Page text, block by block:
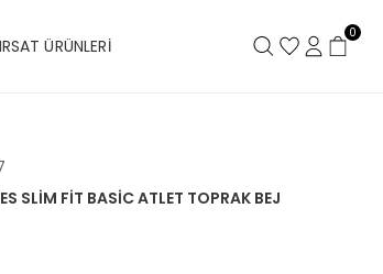
ÜRÜNLERİ
0
SLIM FIT BASIC ATLET TOPRAK BEJ